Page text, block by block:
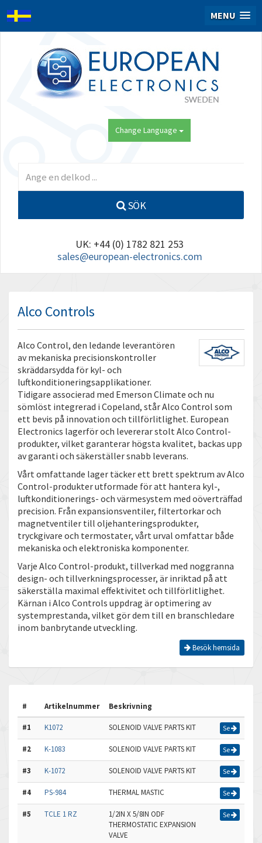
MENU
Change Language
SÖK
UK: +44 (0) 1782 821 253
sales@european-electronics.com
Alco Controls
Alco Control, den ledande leverantören
av mekaniska precisionskontroller
skräddarsydda för kyl- och
luftkonditioneringsapplikationer.
Tidigare associerad med Emerson Climate och nu
sömlöst integrerad i Copeland, står Alco Control som
ett bevis på innovation och tillförlitlighet. European
Electronics lagerför och levererar stolt Alco Control-
produkter, vilket garanterar högsta kvalitet, backas upp
av garanti och säkerställer snabb leverans.
Vårt omfattande lager täcker ett brett spektrum av Alco
Control-produkter utformade för att hantera kyl-,
luftkonditionerings- och värmesystem med oöverträffad
precision. Från expansionsventiler, filtertorkar och
magnetventiler till oljehanteringsprodukter,
tryckgivare och termostater, vårt urval omfattar både
mekaniska och elektroniska komponenter.
Varje Alco Control-produkt, tillverkad med noggranna
design- och tillverkningsprocesser, är inriktad på att
säkerställa maximal effektivitet och tillförlitlighet.
Kärnan i Alco Controls uppdrag är optimering av
systemprestanda, vilket gör dem till en branschledare
inom banbrytande utveckling.
Besök hemsida
# Artikelnummer Beskrivning
#1 K1072 SOLENOID VALVE PARTS KIT Se
#2 K-1083 SOLENOID VALVE PARTS KIT Se
#3 K-1072 SOLENOID VALVE PARTS KIT Se
#4 PS-984 THERMAL MASTIC Se
#5 TCLE 1 RZ
1/2IN X 5/8IN ODF
THERMOSTATIC EXPANSION
VALVE
Se